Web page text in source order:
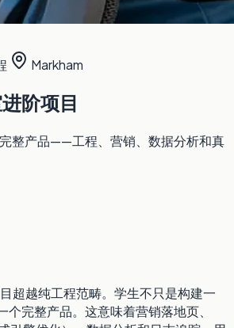
Markham
阶项目
整产品——工程、营销、数据分析和真
超越纯工程范畴。学生不只是构建一
完整产品。这意味着营销落地页、